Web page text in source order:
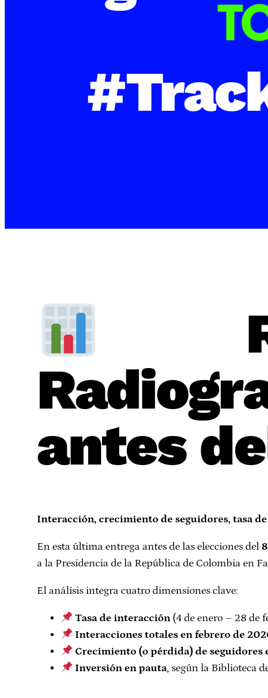
antes
Interacción, crecimiento de seguidores, tasa
En esta última entrega antes de las elecciones del
a la Presidencia de la República de Colombia en
El análisis integra cuatro dimensiones clave:
Tasa de interacción (4 de enero – 28 de
Interacciones totales en febrero de
Crecimiento (o pérdida) de seguidores
Inversión en pauta, según la Biblioteca